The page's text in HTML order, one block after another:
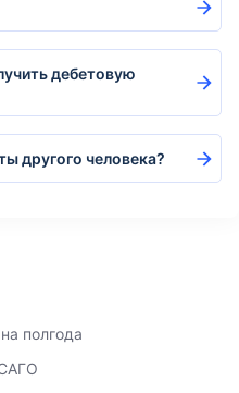
дебетовую
другого человека?
полгода